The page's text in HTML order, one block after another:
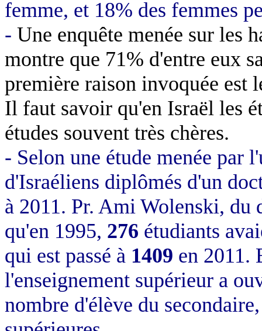
femme, et 18% des femmes
- Une enquête menée sur les
montre que 71% d'entre eux
première raison invoquée est
Il faut savoir qu'en Israël les
études souvent très chères.
- Selon une étude menée par
d'Israéliens diplômés d'un
à 2011. Pr. Ami Wolenski, du
qu'en 1995, 276 étudiants
qui est passé à 1409 en 2011.
l'enseignement supérieur a
nombre d'élève du